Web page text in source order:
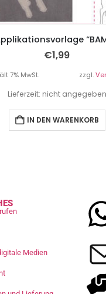
€1,99
7% MwSt. zzgl.
Lieferzeit: nicht angegeben
IN DEN WARENKORB
Medien